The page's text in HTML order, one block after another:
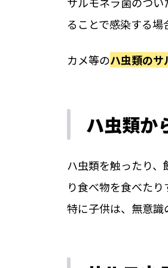
ることで感染する場
カメ等のハ虫類の
ハ虫類か
ハ虫類を触ったり
り食べ物を食べたり
特に子供は、無意識